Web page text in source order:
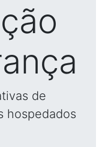
de
hospedados